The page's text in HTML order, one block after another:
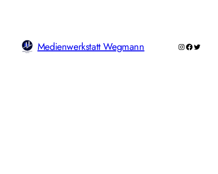
Medienwerkstatt Wegmann Instagram